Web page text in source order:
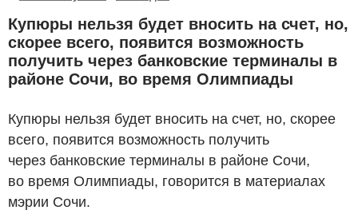
Купюры нельзя будет вносить на счет, но,
скорее всего, появится возможность
получить через банковские терминалы в
районе Сочи, во время Олимпиады
Купюры нельзя будет вносить на счет, но, скорее
всего, появится возможность получить
через банковские терминалы в районе Сочи,
во время Олимпиады, говорится в материалах
мэрии Сочи.